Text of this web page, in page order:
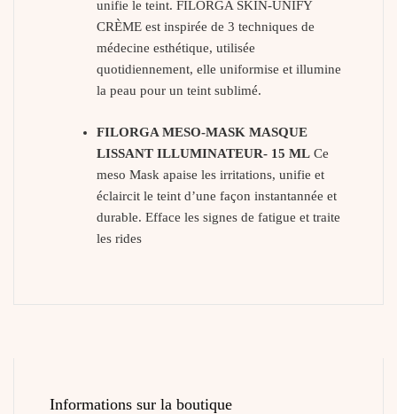
unifie le teint. FILORGA SKIN-UNIFY
CRÈME est inspirée de 3 techniques de
médecine esthétique, utilisée
quotidiennement, elle uniformise et illumine
la peau pour un teint sublimé.
FILORGA MESO-MASK MASQUE
LISSANT ILLUMINATEUR- 15 MLCe
meso Mask apaise les irritations, unifie et
éclaircit le teint d’une façon instantannée et
durable. Efface les signes de fatigue et traite
les rides
Informations sur la boutique